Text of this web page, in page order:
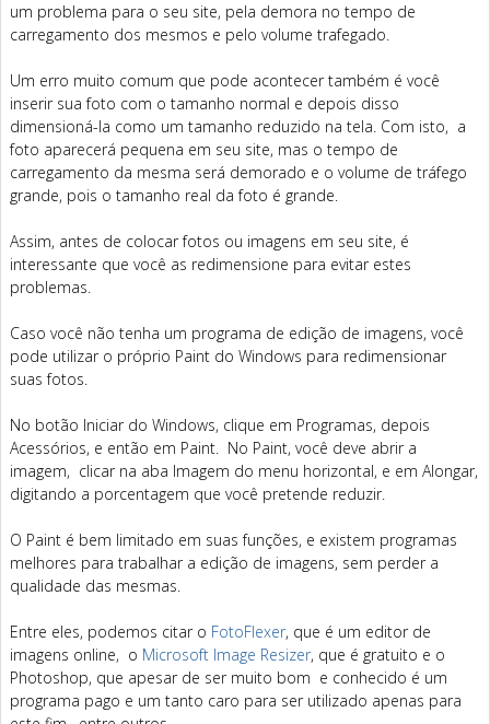
um problema para o seu site, pela demora no tempo de
carregamento dos mesmos e pelo volume trafegado.
Um erro muito comum que pode acontecer também é você
inserir sua foto com o tamanho normal e depois disso
dimensioná-la como um tamanho reduzido na tela. Com isto, a
foto aparecerá pequena em seu site, mas o tempo de
carregamento da mesma será demorado e o volume de tráfego
grande, pois o tamanho real da foto é grande.
Assim, antes de colocar fotos ou imagens em seu site, é
interessante que você as redimensione para evitar estes
problemas.
Caso você não tenha um programa de edição de imagens, você
pode utilizar o próprio Paint do Windows para redimensionar
suas fotos.
No botão Iniciar do Windows, clique em Programas, depois
Acessórios, e então em Paint. No Paint, você deve abrir a
imagem, clicar na aba Imagem do menu horizontal, e em Alongar,
digitando a porcentagem que você pretende reduzir.
O Paint é bem limitado em suas funções, e existem programas
melhores para trabalhar a edição de imagens, sem perder a
qualidade das mesmas.
Entre eles, podemos citar o FotoFlexer, que é um editor de
imagens online, o Microsoft Image Resizer, que é gratuito e o
Photoshop, que apesar de ser muito bom e conhecido é um
programa pago e um tanto caro para ser utilizado apenas para